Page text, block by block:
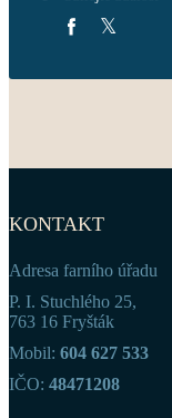
KONTAKT
Adresa farního úřadu
P. I. Stuchlého 25,
763 16 Fryšták
Mobil: 604 627 533
IČO: 48471208